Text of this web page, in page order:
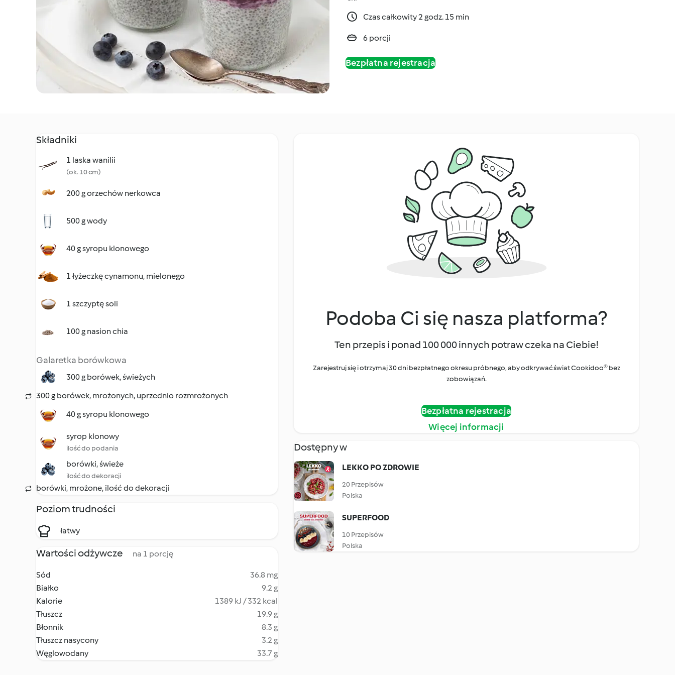
Czas całkowity 2 godz. 15 min
6 porcji
Bezpłatna rejestracja
Składniki
1 laska wanilii
(ok. 10 cm)
200 g orzechów nerkowca
500 g wody
40 g syropu klonowego
1 łyżeczkę cynamonu, mielonego
1 szczyptę soli
100 g nasion chia
Galaretka borówkowa
300 g borówek, świeżych
300 g borówek, mrożonych, uprzednio rozmrożonych
40 g syropu klonowego
syrop klonowy
ilość do podania
borówki, świeże
ilość do dekoracji
borówki, mrożone, ilość do dekoracji
Poziom trudności
łatwy
Wartości odżywcze na 1 porcję
Sód
36.8 mg
Białko
9.2 g
Kalorie
1389 kJ / 332 kcal
Tłuszcz
19.9 g
Błonnik
8.3 g
Tłuszcz nasycony
3.2 g
Węglowodany
33.7 g
Podoba Ci się nasza platforma?
Ten przepis i ponad 100 000 innych potraw czeka na Ciebie!
Zarejestruj się i otrzymaj 30 dni bezpłatnego okresu próbnego, aby odkrywać świat Cookidoo® bez
zobowiązań.
Bezpłatna rejestracja
Więcej informacji
Dostępny w
LEKKO PO ZDROWIE
20 Przepisów
Polska
SUPERFOOD
10 Przepisów
Polska